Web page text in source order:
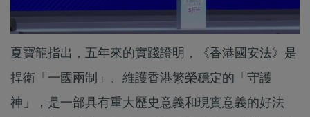
夏寶龍指出，五年來的實踐證明，《香港國安法》是
捍衛「一國兩制」、維護香港繁榮穩定的「守護
神」，是一部具有重大歷史意義和現實意義的好法